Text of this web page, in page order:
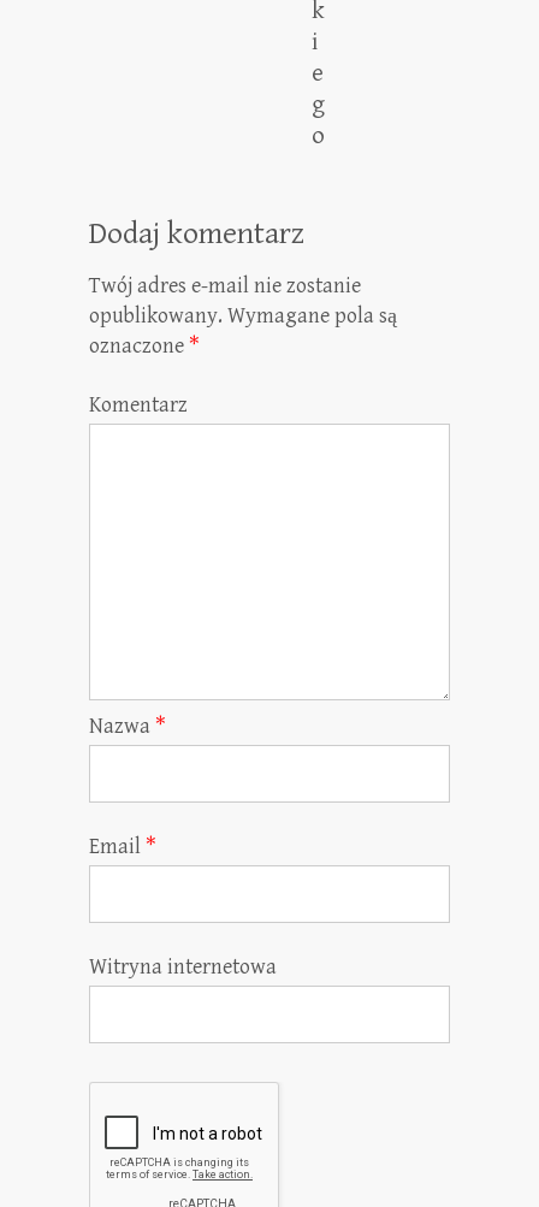
k
i
e
g
o
Dodaj komentarz
Twój adres e-mail nie zostanie
opublikowany. Wymagane pola są
oznaczone *
Komentarz
Nazwa *
Email *
Witryna internetowa